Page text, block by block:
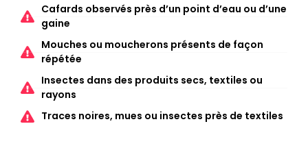
Cafards observés près d’un point d’eau ou d’une
gaine
Mouches ou moucherons présents de façon
répétée
Insectes dans des produits secs, textiles ou
rayons
Traces noires, mues ou insectes près de textiles